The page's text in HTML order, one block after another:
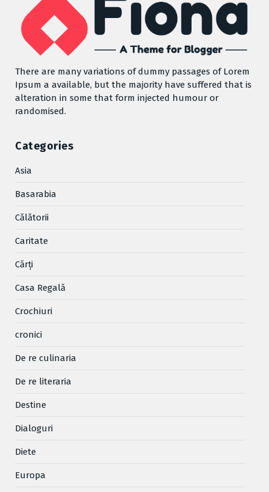
There are many variations of dummy passages of Lorem
Ipsum a available, but the majority have suffered that is
alteration in some that form injected humour or
randomised.
Categories
Asia
Basarabia
Cǎlǎtorii
Caritate
Cărţi
Casa Regală
Crochiuri
cronici
De re culinaria
De re literaria
Destine
Dialoguri
Diete
Europa